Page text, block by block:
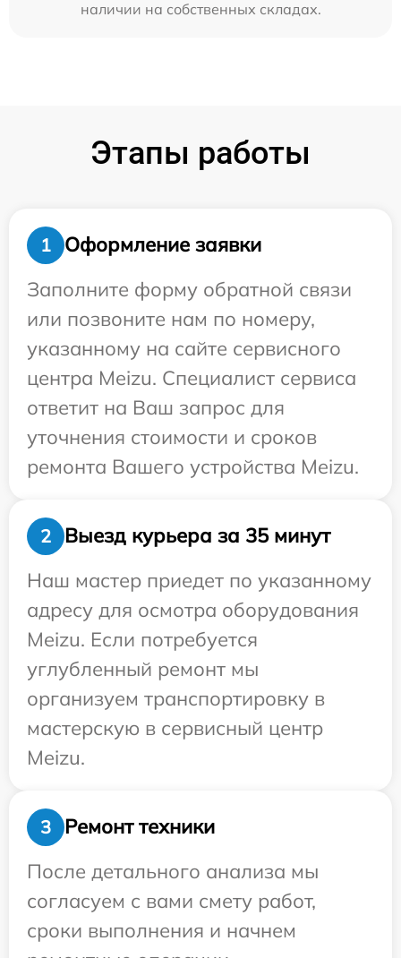
наличии на собственных складах.
Этапы работы
1
Оформление заявки
Заполните форму обратной связи
или позвоните нам по номеру,
указанному на сайте сервисного
центра Meizu. Специалист сервиса
ответит на Ваш запрос для
уточнения стоимости и сроков
ремонта Вашего устройства Meizu.
2
Выезд курьера за 35 минут
Наш мастер приедет по указанному
адресу для осмотра оборудования
Meizu. Если потребуется
углубленный ремонт мы
организуем транспортировку в
мастерскую в сервисный центр
Meizu.
3
Ремонт техники
После детального анализа мы
согласуем с вами смету работ,
сроки выполнения и начнем